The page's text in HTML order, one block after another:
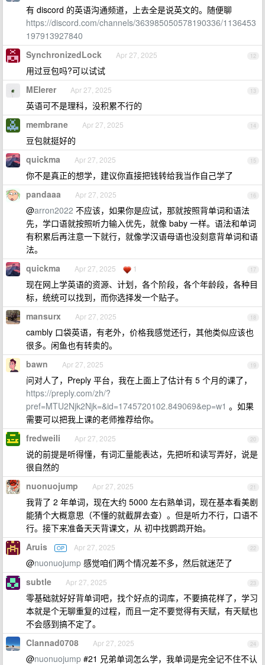
有 discord 的英语沟通频道，上去全是说英文的。随便聊
https://discord.com/channels/363985050578190336/1136453
197913927840
12
SynchronizedLock Apr 27, 2025
用过豆包吗?可以试试
13
MEIerer Apr 27, 2025
英语可不是理科，没积累不行的
14
membrane Apr 27, 2025
豆包就挺好的
15
quickma Apr 27, 2025
你不是真正的想学，建议你直接把钱转给我当作自己学了
16
pandaaa Apr 27, 2025
@arron2022 不应该，如果你是应试，那就按照背单词和语法
先，学口语就按照听力输入优先，就像 baby 一样。语法和单词
有积累后再注意一下就行，就像学汉语母语也没刻意背单词和语
法。
17
quickma Apr 27, 2025 1
现在网上学英语的资源、计划，各个阶段，各个年龄段，各种目
标，统统可以找到，而你选择发一个贴子。
18
mansurx Apr 27, 2025
cambly 口袋英语，有老外，价格我感觉还行，其他类似应该也
很多。闲鱼也有转卖的。
19
bawn Apr 27, 2025
问对人了，Preply 平台，我在上面上了估计有 5 个月的课了，
https://preply.com/zh/?
pref=MTU2Njk2Njk=&id=1745720102.849069&ep=w1 。如果
需要可以把我上课的老师推荐给你。
20
fredweili Apr 27, 2025
说的前提是听得懂，有词汇量能表达，先把听和读写弄好，说是
很自然的
21
nuonuojump Apr 27, 2025
我背了 2 年单词，现在大约 5000 左右熟单词，现在基本看美剧
能猜个大概意思（不懂的就截屏去查）。但是听力不行，口语不
行。接下来准备天天背课文，从 初中找鹦鹉开始。
22
Aruis OP Apr 27, 2025
@nuonuojump 感觉咱们两个情况差不多，然后就迷茫了
23
subtle Apr 27, 2025
零基础就好好背单词吧，找个好点的词库，不要搞花样了，学习
本就是个无聊重复的过程，而且一定不要觉得有天赋，有天赋也
不会感到搞不定了。
24
Clannad0708 Apr 27, 2025
@nuonuojump #21 兄弟单词怎么学，我单词是完全记不住不认